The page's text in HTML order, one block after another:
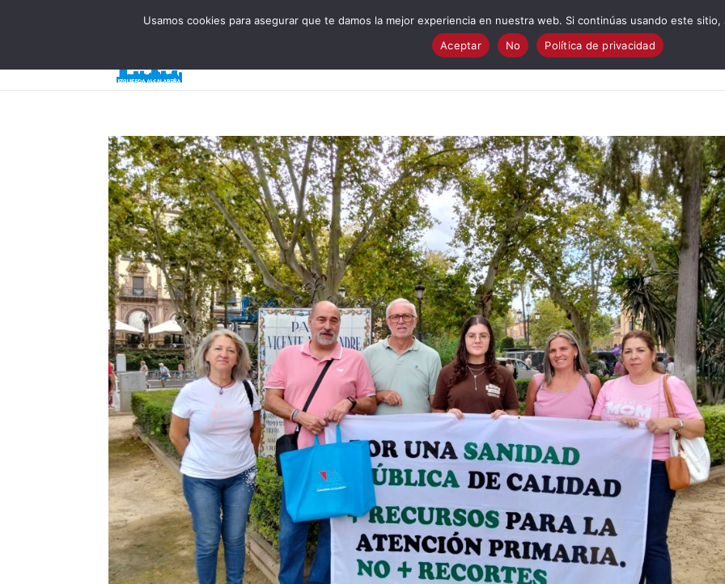
¿Quiénes Somos? Cuestionario electoral Programa
Usamos cookies para asegurar que te damos la mejor experiencia en nuestra web. Si continúas usando este
Aceptar
No Política de privacidad